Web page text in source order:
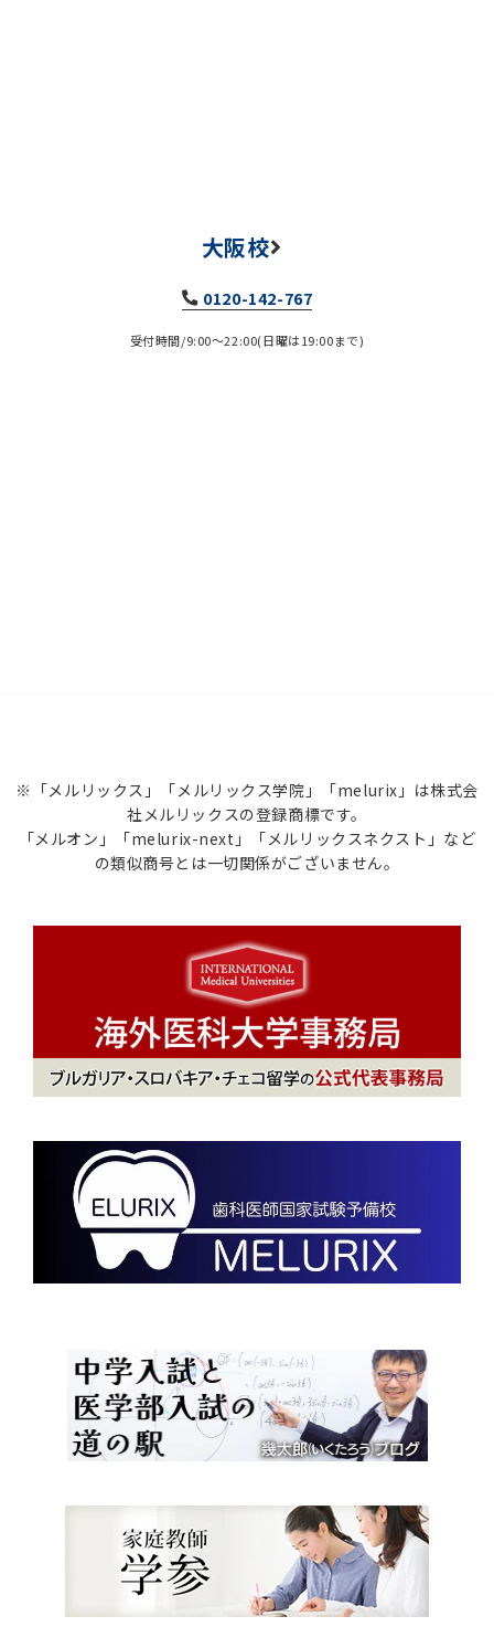
大阪校
0120-142-767
受付時間/9:00～22:00(日曜は19:00まで)
※「メルリックス」「メルリックス学院」「melurix」は株式会
社メルリックスの登録商標です。
「メルオン」「melurix-next」「メルリックスネクスト」など
の類似商号とは一切関係がございません。